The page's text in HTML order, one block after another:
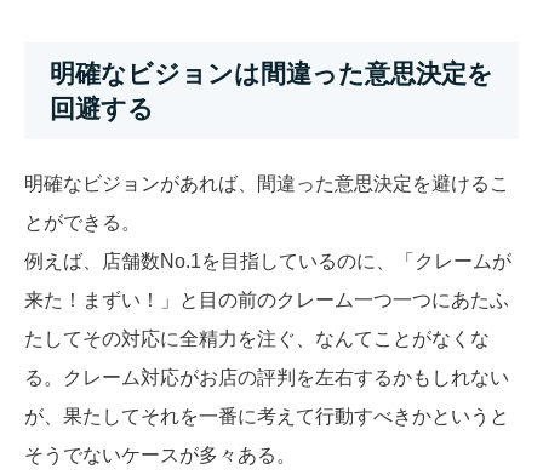
明確なビジョンは間違った意思決定を
回避する
明確なビジョンがあれば、間違った意思決定を避けるこ
とができる。
例えば、店舗数No.1を目指しているのに、「クレームが
来た！まずい！」と目の前のクレーム一つ一つにあたふ
たしてその対応に全精力を注ぐ、なんてことがなくな
る。クレーム対応がお店の評判を左右するかもしれない
が、果たしてそれを一番に考えて行動すべきかというと
そうでないケースが多々ある。